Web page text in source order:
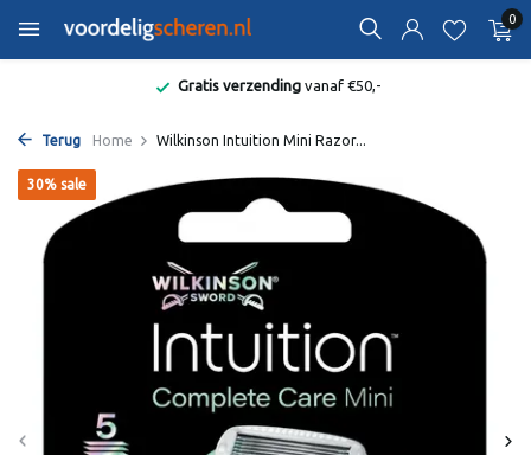
0
Gratis verzendingvanaf €50,-
Terug Home Wilkinson Intuition Mini Razor...
30% sale